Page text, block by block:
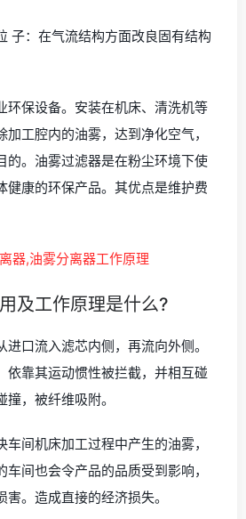
子：在气流结构方面改良固有结构
环保设备。安装在机床、清洗机等
工腔内的油雾，达到净化空气，
的。油雾过滤器是在粉尘环境下使
健康的环保产品。其优点是维护费
及工作原理是什么?
口流入滤芯内侧，再流向外侧。
依靠其运动惯性被拦截，并相互碰
，被纤维吸附。
间机床加工过程中产生的油雾，
间也会令产品的品质受到影响，
。造成直接的经济损失。